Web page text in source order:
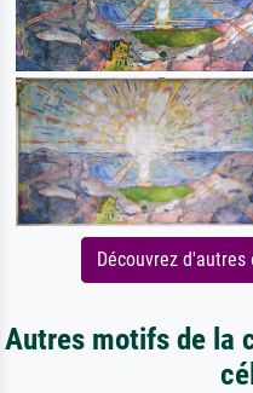
Découvrez
Autres motifs de la